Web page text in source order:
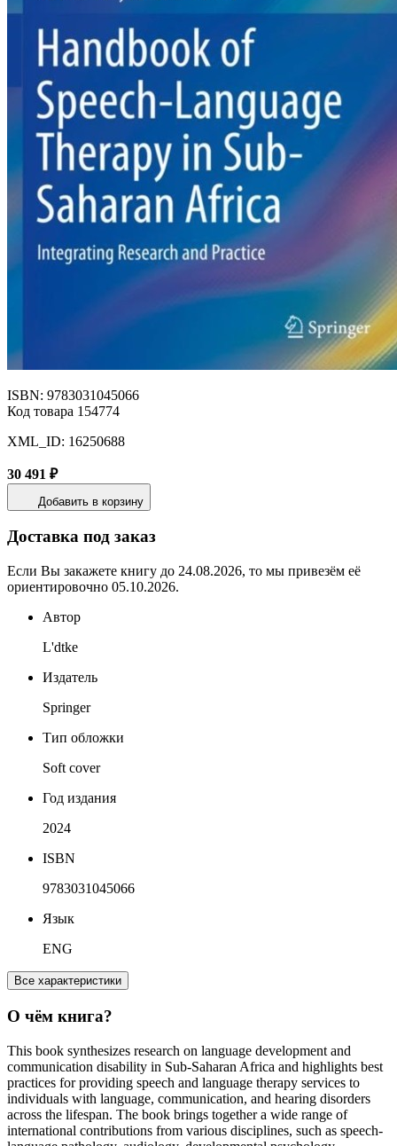
ISBN: 9783031045066
Код товара 154774
XML_ID: 16250688
30 491 ₽
Добавить в корзину
Доставка под заказ
Если Вы закажете книгу до 24.08.2026, то мы привезём её
ориентировочно 05.10.2026.
Автор
L'dtke
Издатель
Springer
Тип обложки
Soft cover
Год издания
2024
ISBN
9783031045066
Язык
ENG
Все характеристики
О чём книга?
This book synthesizes research on language development and
communication disability in Sub-Saharan Africa and highlights best
practices for providing speech and language therapy services to
individuals with language, communication, and hearing disorders
across the lifespan. The book brings together a wide range of
international contributions from various disciplines, such as speech-